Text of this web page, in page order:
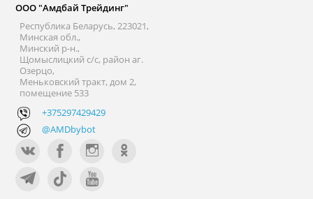
ООО "Амдбай Трейдинг"
Республика Беларусь, 223021,
Минская обл.,
Минский р-н.,
Щомыслицкий с/с, район аг.
Озерцо,
Меньковский тракт, дом 2,
помещение 533
+375297429429
@AMDbybot